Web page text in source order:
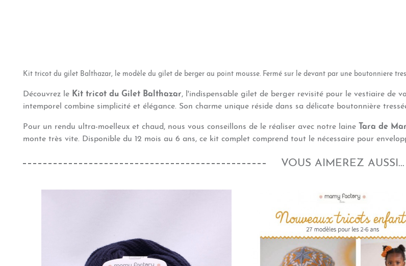
Kit tricot du gilet Balthazar, le modèle du gilet de berger au point mousse. Fermé sur le devant par une boutonniere tre
Découvrez le Kit tricot du Gilet Balthazar, l'indispensable gilet de berger revisité pour le vestiaire de
intemporel combine simplicité et élégance. Son charme unique réside dans sa délicate boutonnière
Pour un rendu ultra-moelleux et chaud, nous vous conseillons de le réaliser avec notre laine Tara de
monte très vite. Disponible du 12 mois au 6 ans, ce kit complet comprend tout le nécessaire pour
VOUS AIMEREZ AUSSI...